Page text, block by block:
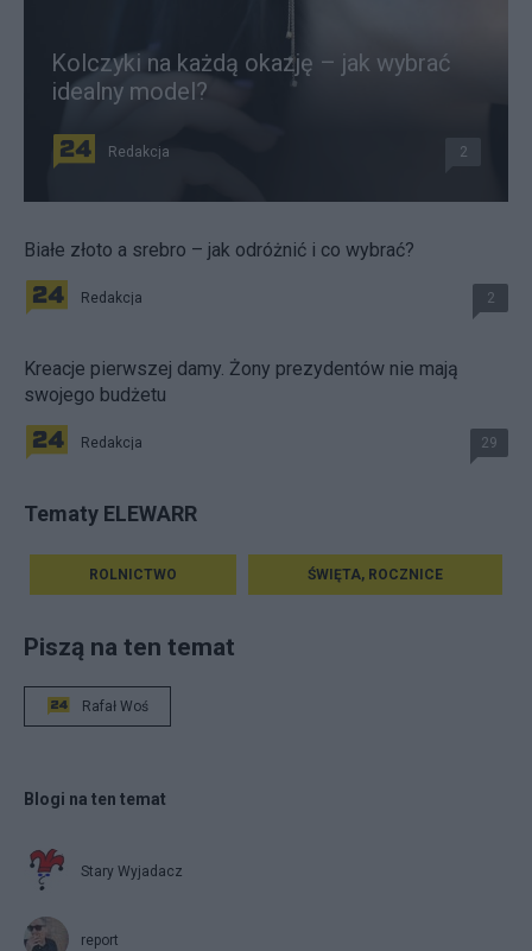
Kolczyki na każdą okazję – jak wybrać
idealny model?
Redakcja 2
Białe złoto a srebro – jak odróżnić i co wybrać?
Redakcja 2
Kreacje pierwszej damy. Żony prezydentów nie mają
swojego budżetu
Redakcja 29
Tematy ELEWARR
ROLNICTWO ŚWIĘTA, ROCZNICE
Piszą na ten temat
Rafał Woś
Blogi na ten temat
Stary Wyjadacz
report